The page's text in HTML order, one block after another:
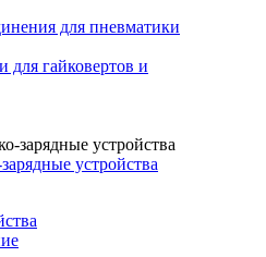
для пневматики
для гайковертов и
устройства